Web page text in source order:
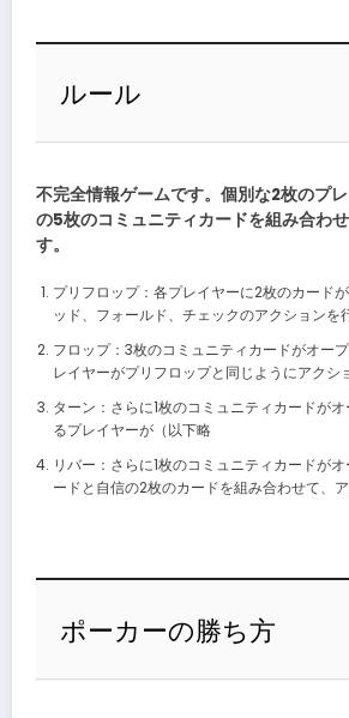
ルール
不完全情報ゲームです。個別な2枚のプ
の5枚のコミュニティカードを組み合わ
す。
プリフロップ：各プレイヤーに2枚のカード
ッド、フォールド、チェックのアクションを
フロップ：3枚のコミュニティカードがオー
レイヤーがプリフロップと同じようにアクシ
ターン：さらに1枚のコミュニティカードが
るプレイヤーが（以下略
リバー：さらに1枚のコミュニティカードが
ードと自信の2枚のカードを組み合わせて、
ポーカーの勝ち方